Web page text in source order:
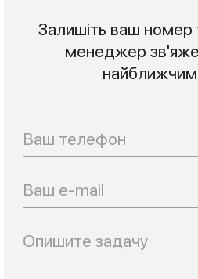
Залишіть ваш номер
менеджер
Телефон
Email